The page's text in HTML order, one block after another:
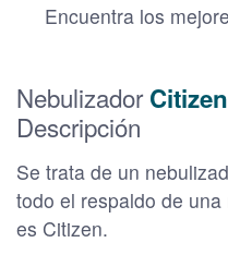
Encuentra los
Nebulizador
Descripción
Se trata de un
todo el respaldo de
es Citizen.